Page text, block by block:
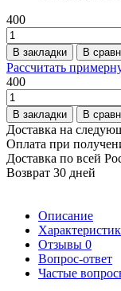
400
В закладки
В
Рассчитать
400
В закладки
В
Доставка на
Оплата при
Доставка по всей
Возврат 30 дней
Описание
Отзывы 0
Вопрос-ответ
Частые